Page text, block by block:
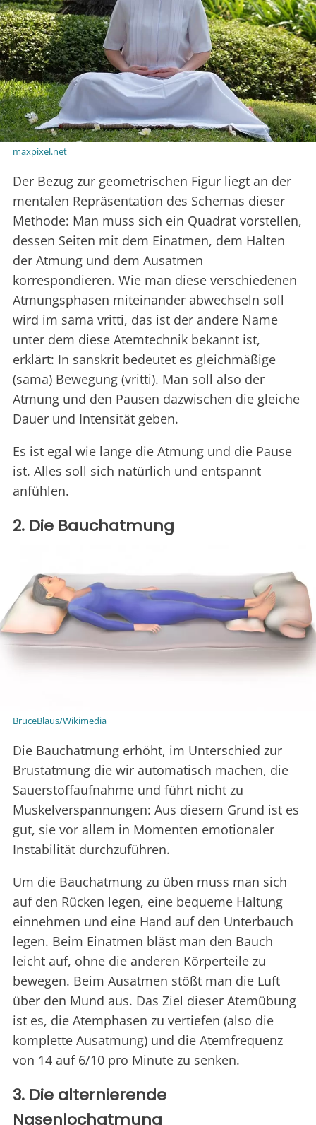
maxpixel.net
Der Bezug zur geometrischen Figur liegt an der
mentalen Repräsentation des Schemas dieser
Methode: Man muss sich ein Quadrat vorstellen,
dessen Seiten mit dem Einatmen, dem Halten
der Atmung und dem Ausatmen
korrespondieren. Wie man diese verschiedenen
Atmungsphasen miteinander abwechseln soll
wird im sama vritti, das ist der andere Name
unter dem diese Atemtechnik bekannt ist,
erklärt: In sanskrit bedeutet es gleichmäßige
(sama) Bewegung (vritti). Man soll also der
Atmung und den Pausen dazwischen die gleiche
Dauer und Intensität geben.
Es ist egal wie lange die Atmung und die Pause
ist. Alles soll sich natürlich und entspannt
anfühlen.
2. Die Bauchatmung
BruceBlaus/Wikimedia
Die Bauchatmung erhöht, im Unterschied zur
Brustatmung die wir automatisch machen, die
Sauerstoffaufnahme und führt nicht zu
Muskelverspannungen: Aus diesem Grund ist es
gut, sie vor allem in Momenten emotionaler
Instabilität durchzuführen.
Um die Bauchatmung zu üben muss man sich
auf den Rücken legen, eine bequeme Haltung
einnehmen und eine Hand auf den Unterbauch
legen. Beim Einatmen bläst man den Bauch
leicht auf, ohne die anderen Körperteile zu
bewegen. Beim Ausatmen stößt man die Luft
über den Mund aus. Das Ziel dieser Atemübung
ist es, die Atemphasen zu vertiefen (also die
komplette Ausatmung) und die Atemfrequenz
von 14 auf 6/10 pro Minute zu senken.
3. Die alternierende
Nasenlochatmung